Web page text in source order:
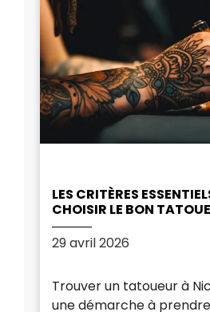
LES CRITÈRES
CHOISIR LE BON
29 avril 2026
Trouver un tatoueur à
une démarche à